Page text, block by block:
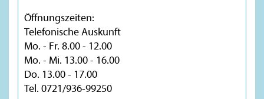
Öffnungszeiten:
Telefonische Auskunft
Mo. - Fr. 8.00 - 12.00
Mo. - Mi. 13.00 - 16.00
Do. 13.00 - 17.00
Tel. 0721/936-99250